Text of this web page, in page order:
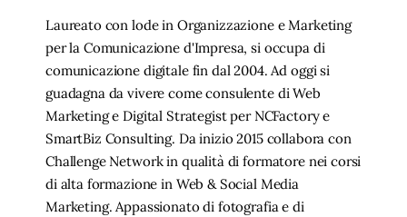
Laureato con lode in Organizzazione e Marketing
per la Comunicazione d'Impresa, si occupa di
comunicazione digitale fin dal 2004. Ad oggi si
guadagna da vivere come consulente di Web
Marketing e Digital Strategist per NCFactory e
SmartBiz Consulting. Da inizio 2015 collabora con
Challenge Network in qualità di formatore nei corsi
di alta formazione in Web & Social Media
Marketing. Appassionato di fotografia e di